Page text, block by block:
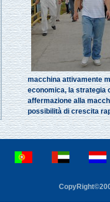
macchina attivamente
economica, la strategia
affermazione alla
possibilità di crescita